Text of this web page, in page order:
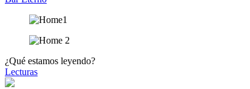
¿Qué estamos leyendo?
Lecturas